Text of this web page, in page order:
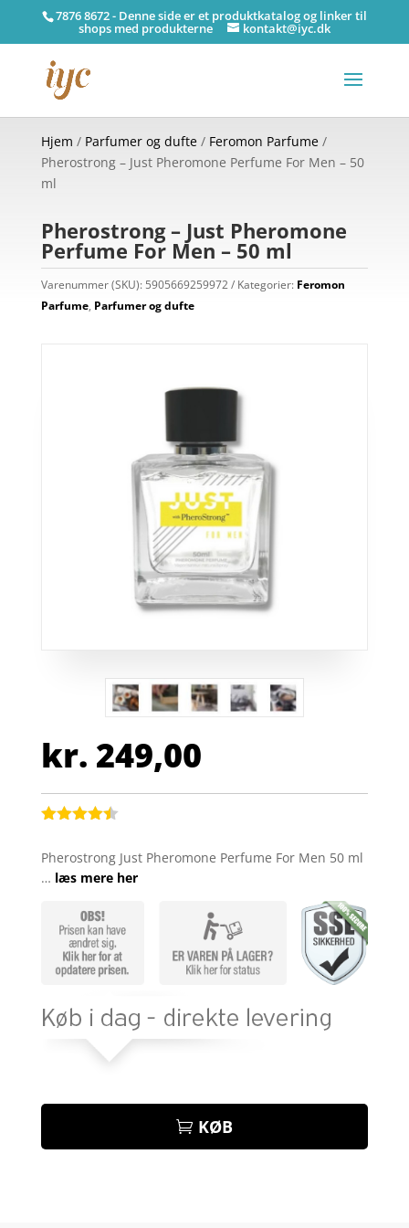
7876 8672 - Denne side er et produktkatalog og linker til
shops med produkterne kontakt@iyc.dk
Hjem / Parfumer og dufte/ Feromon Parfume/
Pherostrong – Just Pheromone Perfume For Men – 50
ml
Pherostrong – Just Pheromone
Perfume For Men – 50 ml
Varenummer (SKU): 5905669259972 Kategorier: Feromon
Parfume, Parfumer og dufte
kr. 249,00
ud af 5
baseret
mmelser
Pherostrong Just Pheromone Perfume For Men 50 ml
… læs mere her
KØB